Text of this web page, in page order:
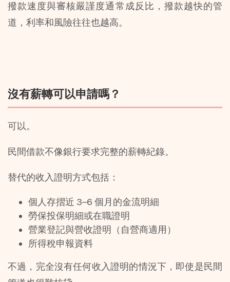
撥款速度與審核嚴謹度通常成反比，撥款越快的管
道，利率和風險往往也越高。
沒有薪轉可以申請嗎？
可以。
民間借款不像銀行要求完整的薪轉紀錄。
替代的收入證明方式包括：
個人存摺近 3–6 個月的金流明細
勞保投保明細或在職證明
營業登記與營收證明（自營商適用）
所得稅申報資料
不過，完全沒有任何收入證明的情況下，即使是民間